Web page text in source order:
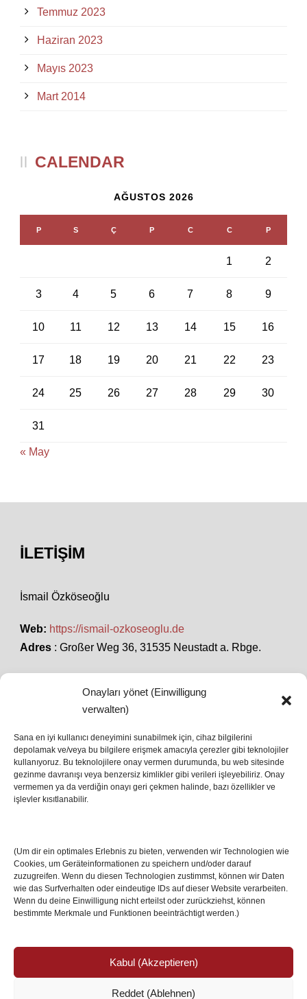
Onayları yönet (Einwilligung
verwalten)
Sana en iyi kullanıcı deneyimini sunabilmek için, cihaz bilgilerini
depolamak ve/veya bu bilgilere erişmek amacıyla çerezler gibi teknolojiler
kullanıyoruz. Bu teknolojilere onay vermen durumunda, bu web sitesinde
gezinme davranışı veya benzersiz kimlikler gibi verileri işleyebiliriz. Onay
vermemen ya da verdiğin onayı geri çekmen halinde, bazı özellikler ve
işlevler kısıtlanabilir.
(Um dir ein optimales Erlebnis zu bieten, verwenden wir Technologien wie
Cookies, um Geräteinformationen zu speichern und/oder darauf
zuzugreifen. Wenn du diesen Technologien zustimmst, können wir Daten
wie das Surfverhalten oder eindeutige IDs auf dieser Website verarbeiten.
Wenn du deine Einwilligung nicht erteilst oder zurückziehst, können
bestimmte Merkmale und Funktionen beeinträchtigt werden.)
Kabul (Akzeptieren)
Reddet (Ablehnen)
Temmuz 2023
Haziran 2023
Mayıs 2023
Mart 2014
CALENDAR
AĞUSTOS 2026
P S Ç P C C P
1 2
3 4 5 6 7 8 9
10 11 12 13 14 15 16
17 18 19 20 21 22 23
24 25 26 27 28 29 30
31
« May
İLETIŞIM
İsmail Özköseoğlu
Web: https://ismail-ozkoseoglu.de
Adres : Großer Weg 36, 31535 Neustadt a. Rbge.
SON HABERLER
İstanbul’da Avrupa Ligi Finali: Freiburg ve Aston
Villa Boğaz’da Tarih Yazmaya Hazırlanıyor
08 May 2026
17 Nis 2026